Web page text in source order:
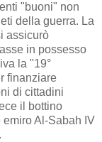
"buoni" non
della guerra. La
assicurò
in possesso
la "19°
finanziare
di cittadini
il bottino
Al-Sabah IV